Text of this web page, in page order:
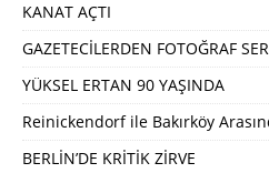
KANAT AÇTI
GAZETECİLERDEN FOTOĞRAF
YÜKSEL ERTAN 90 YAŞINDA
Reinickendorf ile Bakırköy
BERLİN’DE KRİTİK ZİRVE